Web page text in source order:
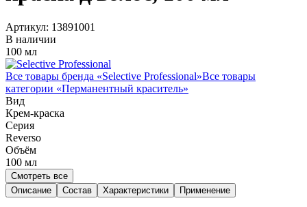
Артикул: 13891001
В наличии
100 мл
Все товары бренда «Selective Professional»Все товары
категории «Перманентный краситель»
Вид
Крем-краска
Серия
Reverso
Объём
100 мл
Смотреть все
Описание
Состав Характеристики Применение